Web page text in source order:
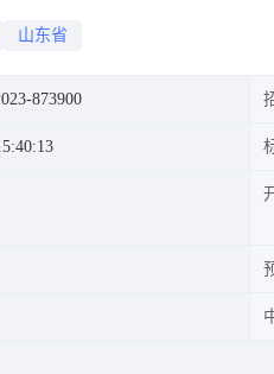
山东省
873900